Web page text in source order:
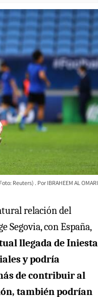
Reuters) IBRAHEEM AL OMARI
relación del
Segovia, con España,
llegada de Iniesta
y podría
de contribuir al
también podrían